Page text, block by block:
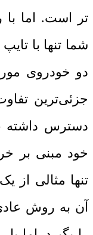
شما تنها با
دو خودروی
جزئی‌ترین
دسترس داشته
خود مبنی ‌بر
تنها مثالی از
آن به روش